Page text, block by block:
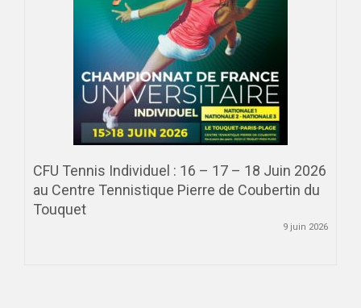
CFU Tennis Individuel : 16 – 17 – 18 Juin 2026
au Centre Tennistique Pierre de Coubertin du
Touquet
9 juin 2026